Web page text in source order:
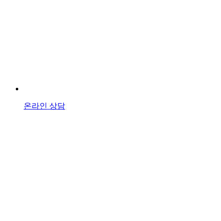
온라인 상담